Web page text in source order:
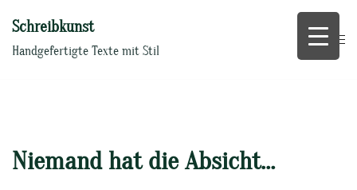
Inhalt
springen
Schreibkunst
Handgefertigte Texte mit Stil
Niemand hat die Absicht…